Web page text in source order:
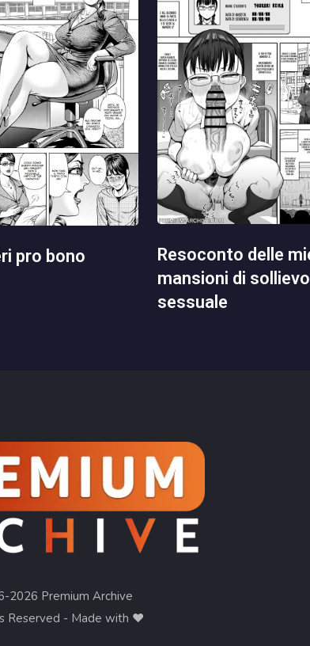
pro bono
resoconto delle mie
mansioni di sollievo
sessuale
2026 Premium Archive
Reserved - Made with ❤︎